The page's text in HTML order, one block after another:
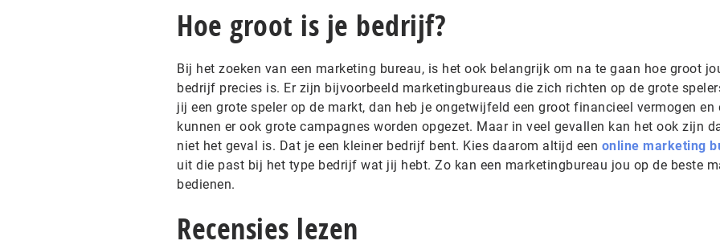
Hoe groot is je bedrijf?
Bij het zoeken van een marketing bureau, is het ook belangrijk om na te gaan hoe groot
bedrijf precies is. Er zijn bijvoorbeeld marketingbureaus die zich richten op de grote
jij een grote speler op de markt, dan heb je ongetwijfeld een groot financieel vermogen en
kunnen er ook grote campagnes worden opgezet. Maar in veel gevallen kan het ook zijn
niet het geval is. Dat je een kleiner bedrijf bent. Kies daarom altijd een online marketing
uit die past bij het type bedrijf wat jij hebt. Zo kan een marketingbureau jou op de beste
bedienen.
Recensies lezen